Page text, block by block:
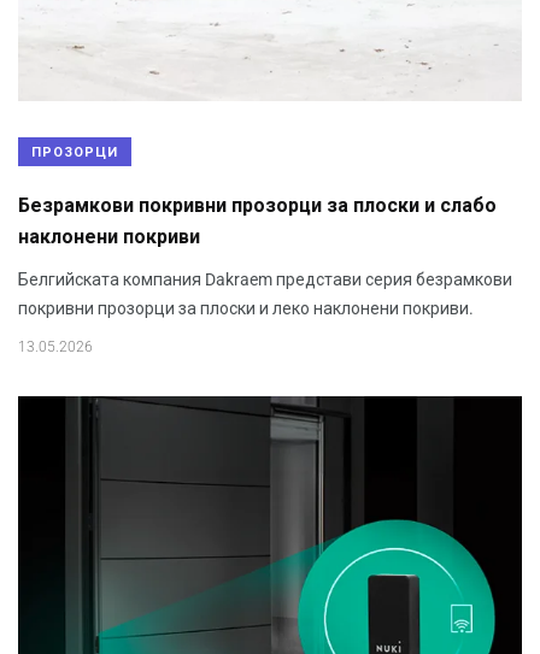
ПРОЗОРЦИ
Безрамкови покривни прозорци за плоски и слабо
наклонени покриви
Белгийската компания Dakraem представи серия безрамкови
покривни прозорци за плоски и леко наклонени покриви.
13.05.2026